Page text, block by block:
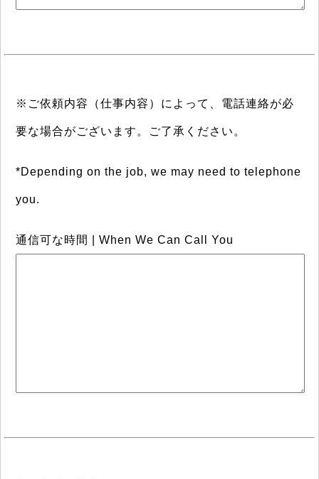
※ご依頼内容（仕事内容）によって、電話連絡が必
要な場合がございます。ご了承ください。
*Depending on the job, we may need to telephone
you.
通信可な時間 | When We Can Call You